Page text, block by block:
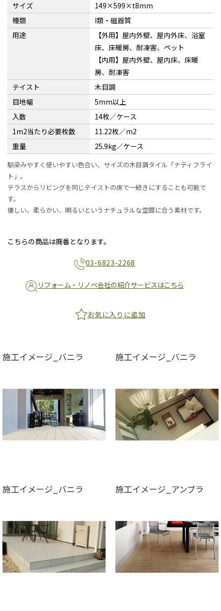
サイズ
149×599×t8mm
種類
I類・磁器質
用途
【外用】屋内外壁、屋内外床、浴室
床、床暖房、耐凍害、ペット
【内用】屋内外壁、屋内床、床暖
房、耐凍害
テイスト
木目調
目地幅
5mm以上
入数
14枚／ケース
1m2当たり必要枚数
11.22枚／m2
重量
25.9kg／ケース
馴染みやすく使いやすい色合い、サイズの木目調タイル「ナティフライ
ト」。
テラスからリビングを同じテイストの床で一続きにすることも可能で
す。
優しい、柔らかい、明るいというナチュラルな空間に合う素材です。
こちらの商品は廃番となります。
03-6823-2268
リフォーム・リノベ会社の紹介サービスはこちら
お気に入りに追加
施工イメージ_バニラ 施工イメージ_バニラ
施工イメージ_バニラ 施工イメージ_アンブラ